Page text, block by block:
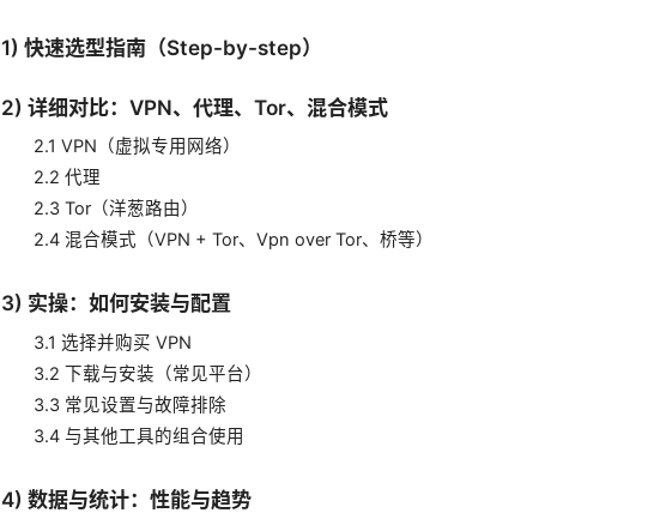
1) 快速选型指南（Step-by-step）
2) 详细对比：VPN、代理、Tor、混合模式
2.1 VPN（虚拟专用网络）
2.2 代理
2.3 Tor（洋葱路由）
2.4 混合模式（VPN + Tor、Vpn over Tor、桥等）
3) 实操：如何安装与配置
3.1 选择并购买 VPN
3.2 下载与安装（常见平台）
3.3 常见设置与故障排除
3.4 与其他工具的组合使用
4) 数据与统计：性能与趋势